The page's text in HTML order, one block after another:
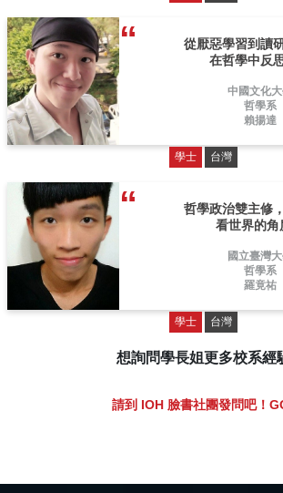
從厭惡學習到讀
在哲學中反
中國文化
哲學系
賴揚達
學士 台灣
哲學政治雙主修
看世界的角
國立臺灣
哲學系
羅竟祐
學士 台灣
想詢問學長姐更多校系經
請到 IOH 臉書社團發問吧！